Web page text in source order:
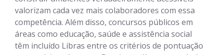
valorizam cada vez mais colaboradores com essa
competência. Além disso, concursos públicos em
áreas como educação, saúde e assistência social
têm incluído Libras entre os critérios de pontuação